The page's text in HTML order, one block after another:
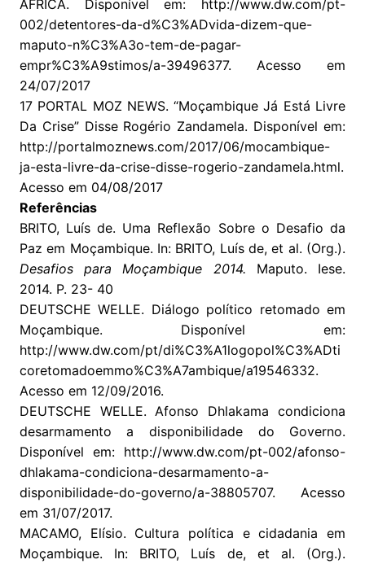
ÁFRICA. Disponível em: http://www.dw.com/pt-
002/detentores-da-d%C3%ADvida-dizem-que-
maputo-n%C3%A3o-tem-de-pagar-
empr%C3%A9stimos/a-39496377. Acesso em
24/07/2017
17 PORTAL MOZ NEWS. “Moçambique Já Está Livre
Da Crise” Disse Rogério Zandamela. Disponível em:
http://portalmoznews.com/2017/06/mocambique-
ja-esta-livre-da-crise-disse-rogerio-zandamela.html.
Acesso em 04/08/2017
Referências
BRITO, Luís de. Uma Reflexão Sobre o Desafio da
Paz em Moçambique. In: BRITO, Luís de, et al. (Org.).
Desafios para Moçambique 2014. Maputo. Iese.
2014. P. 23- 40
DEUTSCHE WELLE. Diálogo político retomado em
Moçambique. Disponível em:
http://www.dw.com/pt/di%C3%A1logopol%C3%ADti
coretomadoemmo%C3%A7ambique/a19546332.
Acesso em 12/09/2016.
DEUTSCHE WELLE. Afonso Dhlakama condiciona
desarmamento a disponibilidade do Governo.
Disponível em: http://www.dw.com/pt-002/afonso-
dhlakama-condiciona-desarmamento-a-
disponibilidade-do-governo/a-38805707. Acesso
em 31/07/2017.
MACAMO, Elísio. Cultura política e cidadania em
Moçambique. In: BRITO, Luís de, et al. (Org.).